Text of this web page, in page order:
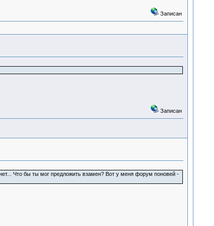
Записан
Записан
Что бы ты мог предложить взамен? Вот у меня форум поновей -